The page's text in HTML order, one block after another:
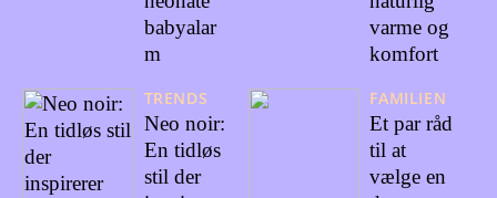
babyalar
m
TRENDS
Neo noir:
En tidløs
stil der
varme og
komfort
FAMILIEN
Et par råd
til at
vælge en